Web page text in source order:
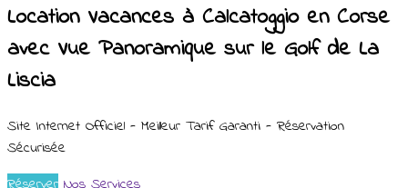
Location Vacances à Calcatoggio en Corse
avec Vue Panoramique sur le Golf de La
Liscia
Site Internet Officiel - Meilleur Tarif Garanti - Réservation
Sécurisée